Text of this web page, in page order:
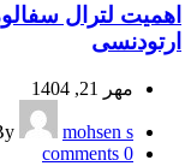
اهمیت لترال
ارتودنسی
مهر 21, 1404
mohsen s
0
comments